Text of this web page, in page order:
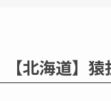
【北海道】